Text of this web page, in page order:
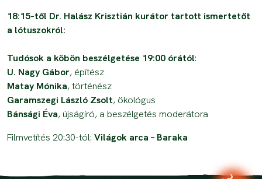
18:15-től Dr. Halász Krisztián kurátor tartott ismertetőt
a lótuszokról:
Tudósok a köbön beszélgetése 19:00 órától:
U. Nagy Gábor, építész
Matay Mónika, történész
Garamszegi László Zsolt, ökológus
Bánsági Éva, újságíró, a beszélgetés moderátora
Filmvetítés 20:30-tól: Világok arca – Baraka